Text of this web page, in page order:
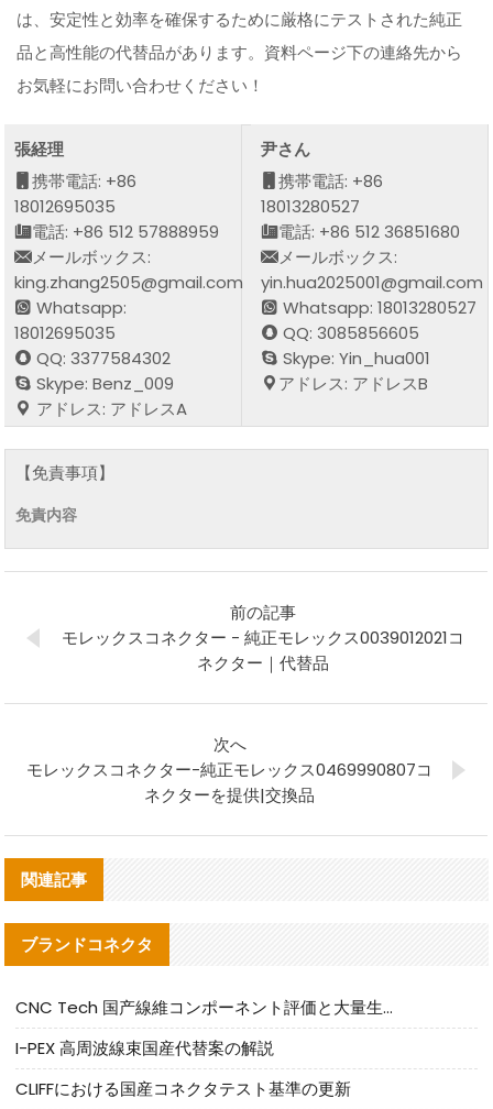
は、安定性と効率を確保するために厳格にテストされた純正
品と高性能の代替品があります。資料ページ下の連絡先から
お気軽にお問い合わせください！
張経理
携帯電話: +86
18012695035
電話: +86 512 57888959
メールボックス:
king.zhang2505@gmail.com
Whatsapp:
18012695035
QQ: 3377584302
Skype: Benz_009
アドレス: アドレスA
尹さん
携帯電話: +86
18013280527
電話: +86 512 36851680
メールボックス:
yin.hua2025001@gmail.com
Whatsapp: 18013280527
QQ: 3085856605
Skype: Yin_hua001
アドレス: アドレスB
【免責事項】
免責内容
前の記事
モレックスコネクター - 純正モレックス0039012021コ
ネクター｜代替品
次へ
モレックスコネクター-純正モレックス0469990807コ
ネクターを提供|交換品
関連記事
ブランドコネクタ
CNC Tech 国产線維コンポーネント評価と大量生産適合ガイド
I-PEX 高周波線束国産代替案の解説
CLIFFにおける国産コネクタテスト基準の更新